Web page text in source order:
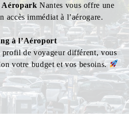
Nantes vous offre une
accès immédiat à l’aérogare.
à l’Aéroport
de voyageur différent, vous
votre budget et vos besoins.